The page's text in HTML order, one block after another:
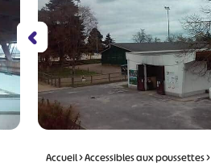
Accueil>Accessibles aux poussettes>